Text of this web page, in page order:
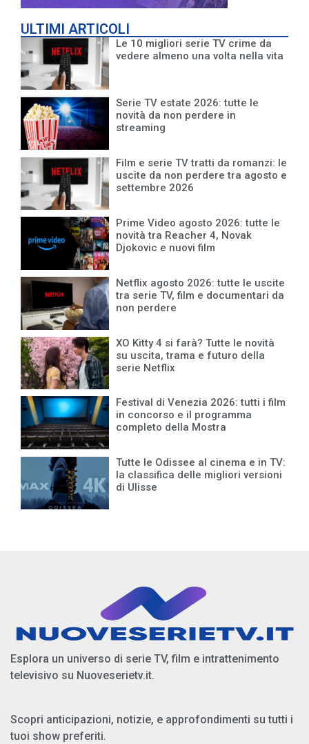
ULTIMI ARTICOLI
Le 10 migliori serie TV crime da
vedere almeno una volta nella vita
Serie TV estate 2026: tutte le
novità da non perdere in
streaming
Film e serie TV tratti da romanzi: le
uscite da non perdere tra agosto e
settembre 2026
Prime Video agosto 2026: tutte le
novità tra Reacher 4, Novak
Djokovic e nuovi film
Netflix agosto 2026: tutte le uscite
tra serie TV, film e documentari da
non perdere
XO Kitty 4 si farà? Tutte le novità
su uscita, trama e futuro della
serie Netflix
Festival di Venezia 2026: tutti i film
in concorso e il programma
completo della Mostra
Tutte le Odissee al cinema e in TV:
la classifica delle migliori versioni
di Ulisse
Esplora un universo di serie TV, film e intrattenimento
televisivo su Nuoveserietv.it.
Scopri anticipazioni, notizie, e approfondimenti su tutti i
tuoi show preferiti.